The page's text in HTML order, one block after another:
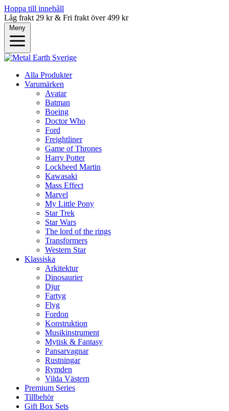
Hoppa till innehåll
Låg frakt 29 kr & Fri frakt över 499 kr
Meny
Alla Produkter
Varumärken
Avatar
Batman
Boeing
Doctor Who
Ford
Freightliner
Game of Thrones
Harry Potter
Lockheed Martin
Kawasaki
Mass Effect
Marvel
My Little Pony
Star Trek
Star Wars
The lord of the rings
Transformers
Western Star
Klassiska
Arkitektur
Dinosaurier
Djur
Fartyg
Flyg
Fordon
Konstruktion
Musikinstrument
Mytisk & Fantasy
Pansarvagnar
Rustningar
Rymden
Vilda Västern
Premium Series
Tillbehör
Gift Box Sets